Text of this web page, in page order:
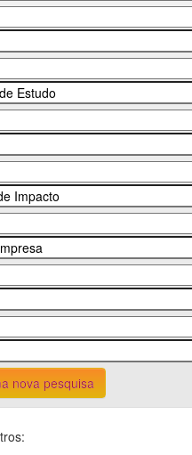
nova pesquisa